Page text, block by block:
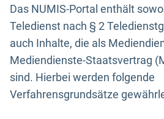
Das NUMIS-Portal enthält
Teledienst nach § 2
auch Inhalte, die als
Mediendienste-Staatsvertrag
sind. Hierbei werden folgende
Verfahrensgrundsätze